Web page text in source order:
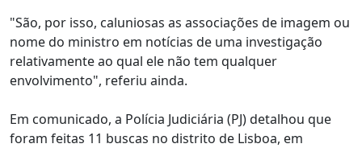
"São, por isso, caluniosas as associações de imagem ou
nome do ministro em notícias de uma investigação
relativamente ao qual ele não tem qualquer
envolvimento", referiu ainda.
Em comunicado, a Polícia Judiciária (PJ) detalhou que
foram feitas 11 buscas no distrito de Lisboa, em